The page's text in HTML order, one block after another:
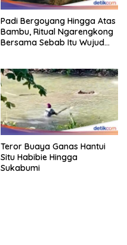
Padi Bergoyang Hingga Atas
Bambu, Ritual Ngarengkong
Bersama Sebab Itu Wujud
Teror Buaya Ganas Hantui
Situ Habibie Hingga
Sukabumi